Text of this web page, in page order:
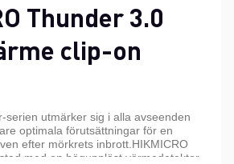
Thunder 3.0
clip-on
serien utmärker sig i alla avseenden
optimala förutsättningar för en
efter mörkrets inbrott.HIKMICRO
med en högupplöst värmedetektor